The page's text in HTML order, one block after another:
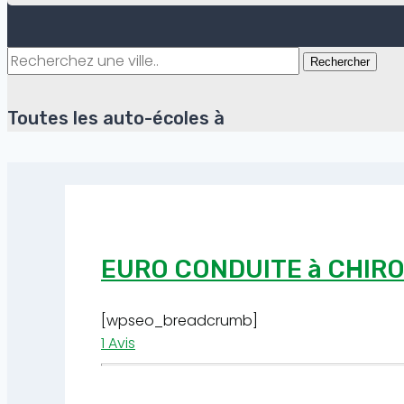
Rechercher
Toutes les auto-écoles à
EURO CONDUITE à
[wpseo_breadcrumb]
1 Avis